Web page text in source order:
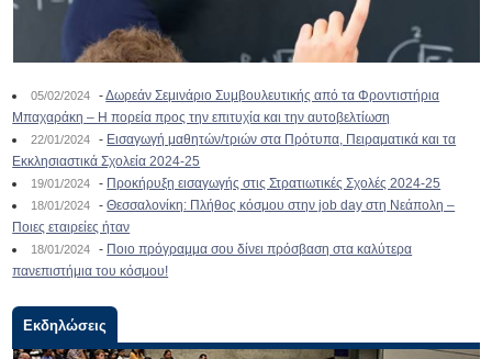
05/02/2024 -Δωρεάν Σεμινάριο Συμβουλευτικής από τα Φροντιστήρια
Μπαχαράκη – Η πορεία προς την επιτυχία και την αυτοβελτίωση
22/01/2024 - Εισαγωγή μαθητών/τριών στα Πρότυπα, Πειραματικά και τα
Εκκλησιαστικά Σχολεία 2024-25
19/01/2024 - Προκήρυξη εισαγωγής στις Στρατιωτικές Σχολές 2024-25
18/01/2024 -Θεσσαλονίκη: Πλήθος κόσμου στην job day στη Νεάπολη –
Ποιες εταιρείες ήταν
18/01/2024 - Ποιο πρόγραμμα σου δίνει πρόσβαση στα καλύτερα
πανεπιστήμια του κόσμου!
Εκδηλώσεις